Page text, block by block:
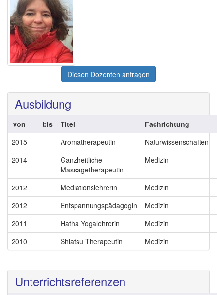
Diesen Dozenten anfragen
Ausbildung
von bis Titel Fachrichtung
2015
Aromatherapeutin Naturwissenschaften
2014
Ganzheitliche
Massagetherapeutin
Medizin
2012 Mediationslehrerin Medizin
2012
Entspannungspädagogin Medizin
2011
Hatha Yogalehrerin Medizin
2010
Shiatsu Therapeutin Medizin
Unterrichtsreferenzen